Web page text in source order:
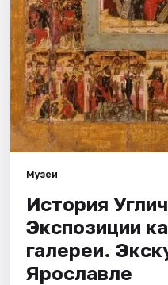
Музеи
История
Экспозиции
галереи.
Ярославле